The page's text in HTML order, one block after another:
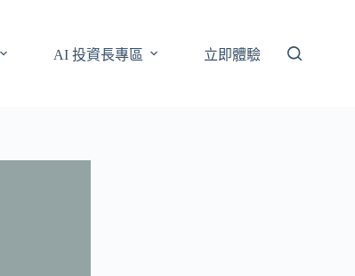
AI 投資長專區 立即體驗